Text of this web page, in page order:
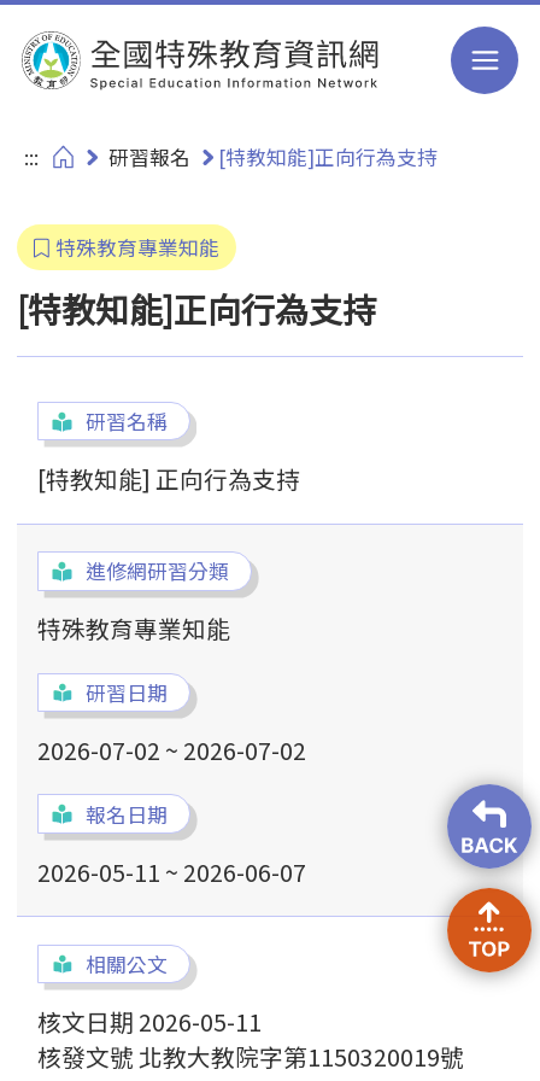
跳到主要內容
::: 研習報名 [特教知能]正向行為支持
特殊教育專業知能
[特教知能]正向行為支持
研習名稱
[特教知能] 正向行為支持
進修網研習分類
特殊教育專業知能
研習日期
2026-07-02 ~ 2026-07-02
報名日期
2026-05-11 ~ 2026-06-07
相關公文
核文日期 2026-05-11
核發文號 北教大教院字第1150320019號